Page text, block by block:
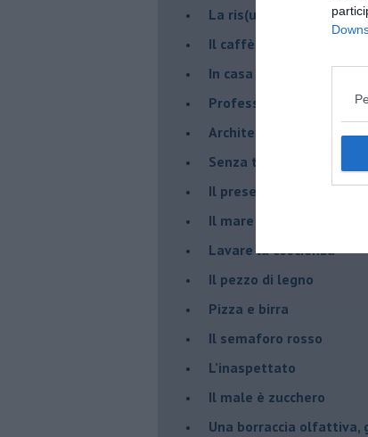
​La ris(u)onanza
​Il caffè Mattia Moreni
​In casa ho una
Professione: reporter
Architettura che
​Senza tasche, un po’
​Il presepe di San
​Il mare d’autunno
​Lavare la coscienza
​Il pezzo di legno
​Pizza e birra
​Il semaforo rosso
​L’inaspettato
​Il male è zucchero
​Una borraccia olfattiva,